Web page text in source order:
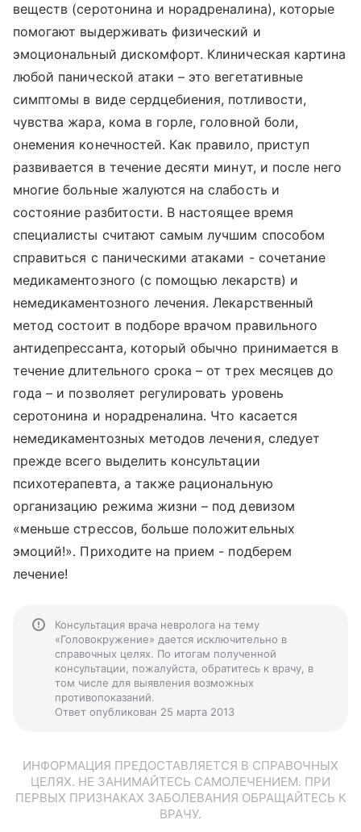
веществ (серотонина и норадреналина), которые
помогают выдерживать физический и
эмоциональный дискомфорт. Клиническая картина
любой панической атаки – это вегетативные
симптомы в виде сердцебиения, потливости,
чувства жара, кома в горле, головной боли,
онемения конечностей. Как правило, приступ
развивается в течение десяти минут, и после него
многие больные жалуются на слабость и
состояние разбитости. В настоящее время
специалисты считают самым лучшим способом
справиться с паническими атаками - сочетание
медикаментозного (с помощью лекарств) и
немедикаментозного лечения. Лекарственный
метод состоит в подборе врачом правильного
антидепрессанта, который обычно принимается в
течение длительного срока – от трех месяцев до
года – и позволяет регулировать уровень
серотонина и норадреналина. Что касается
немедикаментозных методов лечения, следует
прежде всего выделить консультации
психотерапевта, а также рациональную
организацию режима жизни – под девизом
«меньше стрессов, больше положительных
эмоций!». Приходите на прием - подберем
лечение!
Консультация врача невролога на тему
«Головокружение» дается исключительно в
справочных целях. По итогам полученной
консультации, пожалуйста, обратитесь к врачу, в
том числе для выявления возможных
противопоказаний.
Ответ опубликован 25 марта 2013
ИНФОРМАЦИЯ ПРЕДОСТАВЛЯЕТСЯ В СПРАВОЧНЫХ
ЦЕЛЯХ. НЕ ЗАНИМАЙТЕСЬ САМОЛЕЧЕНИЕМ. ПРИ
ПЕРВЫХ ПРИЗНАКАХ ЗАБОЛЕВАНИЯ ОБРАЩАЙТЕСЬ К
ВРАЧУ.